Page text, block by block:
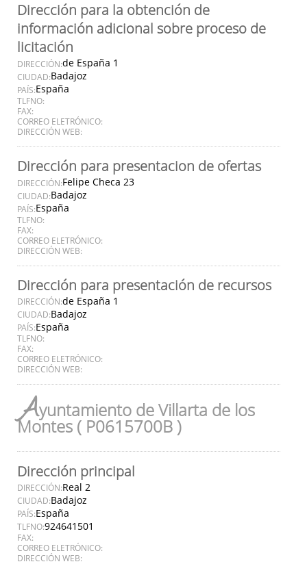
Dirección para la obtención de
información adicional sobre proceso de
licitación
DIRECCIÓN:de España 1
CIUDAD:Badajoz
PAÍS:España
TLFNO:
FAX:
CORREO ELETRÓNICO:
DIRECCIÓN WEB:
Dirección para presentacion de ofertas
DIRECCIÓN:Felipe Checa 23
CIUDAD:Badajoz
PAÍS:España
TLFNO:
FAX:
CORREO ELETRÓNICO:
DIRECCIÓN WEB:
Dirección para presentación de recursos
DIRECCIÓN:de España 1
CIUDAD:Badajoz
PAÍS:España
TLFNO:
FAX:
CORREO ELETRÓNICO:
DIRECCIÓN WEB:
Ayuntamiento de Villarta de los
Montes ( P0615700B )
Dirección principal
DIRECCIÓN:Real 2
CIUDAD:Badajoz
PAÍS:España
TLFNO:924641501
FAX:
CORREO ELETRÓNICO:
DIRECCIÓN WEB: